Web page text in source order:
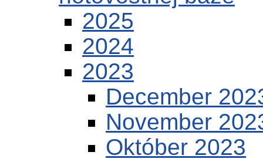
2025
2024
2023
December
November
Október 2023